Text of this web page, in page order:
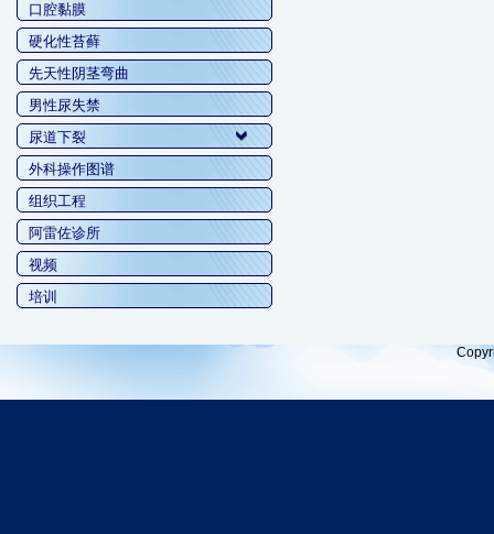
口腔黏膜
硬化性苔藓
先天性阴茎弯曲
男性尿失禁
尿道下裂
外科操作图谱
组织工程
阿雷佐诊所
视频
培训